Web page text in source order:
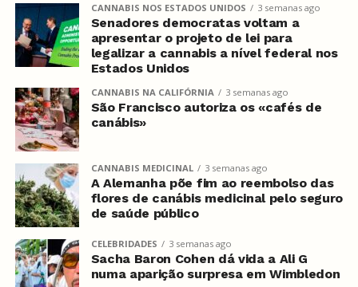
CANNABIS NOS ESTADOS UNIDOS 3 semanas ago
Senadores democratas voltam a
apresentar o projeto de lei para
legalizar a cannabis a nível federal nos
Estados Unidos
CANNABIS NA CALIFÓRNIA 3 semanas ago
São Francisco autoriza os «cafés de
canábis»
CANNABIS MEDICINAL 3 semanas ago
A Alemanha põe fim ao reembolso das
flores de canábis medicinal pelo seguro
de saúde público
CELEBRIDADES 3 semanas ago
Sacha Baron Cohen dá vida a Ali G
numa aparição surpresa em Wimbledon